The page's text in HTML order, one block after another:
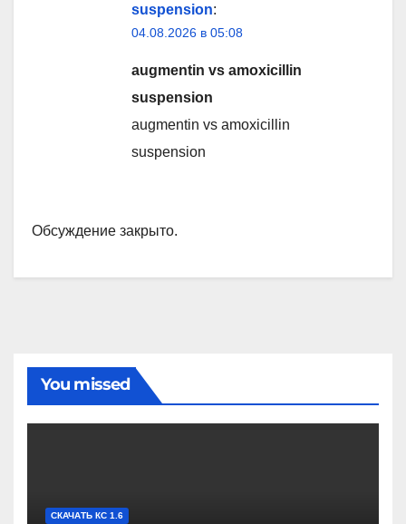
suspension:
04.08.2026 в 05:08
augmentin vs amoxicillin
suspension
augmentin vs amoxicillin
suspension
Обсуждение закрыто.
You missed
СКАЧАТЬ КС 1.6